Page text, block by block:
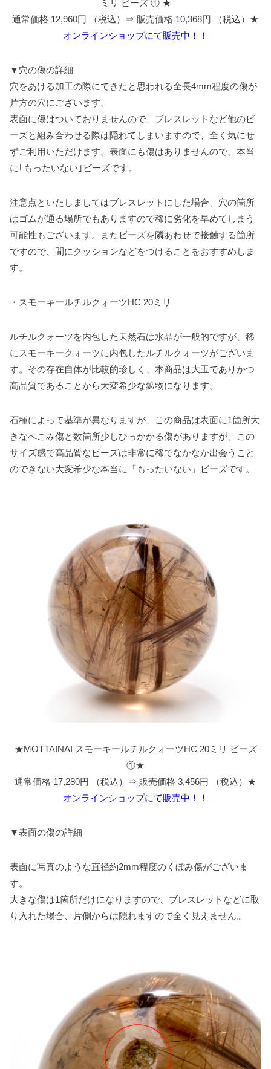
ミリ ビーズ ① ★
通常価格 12,960円 （税込）⇒ 販売価格 10,368円 （税込）★
オンラインショップにて販売中！！
▼穴の傷の詳細
穴をあける加工の際にできたと思われる全長4mm程度の傷が
片方の穴にございます。
表面に傷はついておりませんので、ブレスレットなど他のビ
ーズと組み合わせる際は隠れてしまいますので、全く気にせ
ずご利用いただけます。表面にも傷はありませんので、本当
に｢もったいない｣ビーズです。
注意点といたしましてはブレスレットにした場合、穴の箇所
はゴムが通る場所でもありますので稀に劣化を早めてしまう
可能性もございます。またビーズを隣あわせで接触する箇所
ですので、間にクッションなどをつけることをおすすめしま
す。
・スモーキールチルクォーツHC 20ミリ
ルチルクォーツを内包した天然石は水晶が一般的ですが、稀
にスモーキークォーツに内包したルチルクォーツがございま
す。その存在自体が比較的珍しく、本商品は大玉でありかつ
高品質であることから大変希少な鉱物になります。
石種によって基準が異なりますが、この商品は表面に1箇所大
きなへこみ傷と数箇所少しひっかかる傷がありますが、この
サイズ感で高品質なビーズは非常に稀でなかなか出会うこと
のできない大変希少な本当に「もったいない」ビーズです。
★MOTTAINAI スモーキールチルクォーツHC 20ミリ ビーズ
①★
通常価格 17,280円 （税込）⇒ 販売価格 3,456円 （税込）★
オンラインショップにて販売中！！
▼表面の傷の詳細
表面に写真のような直径約2mm程度のくぼみ傷がございま
す。
大きな傷は1箇所だけになりますので、ブレスレットなどに取
り入れた場合、片側からは隠れますので全く見えません。